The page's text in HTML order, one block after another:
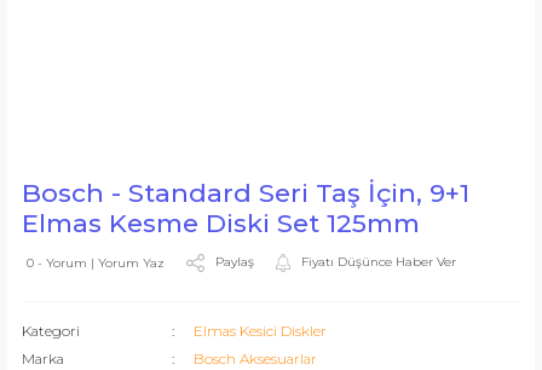
Bosch - Standard Seri Taş İçin, 9+1
Elmas Kesme Diski Set 125mm
0 - Yorum | Yorum Yaz Paylaş Fiyatı Düşünce Haber Ver
Kategori
Elmas Kesici Diskler
Marka
Bosch Aksesuarlar